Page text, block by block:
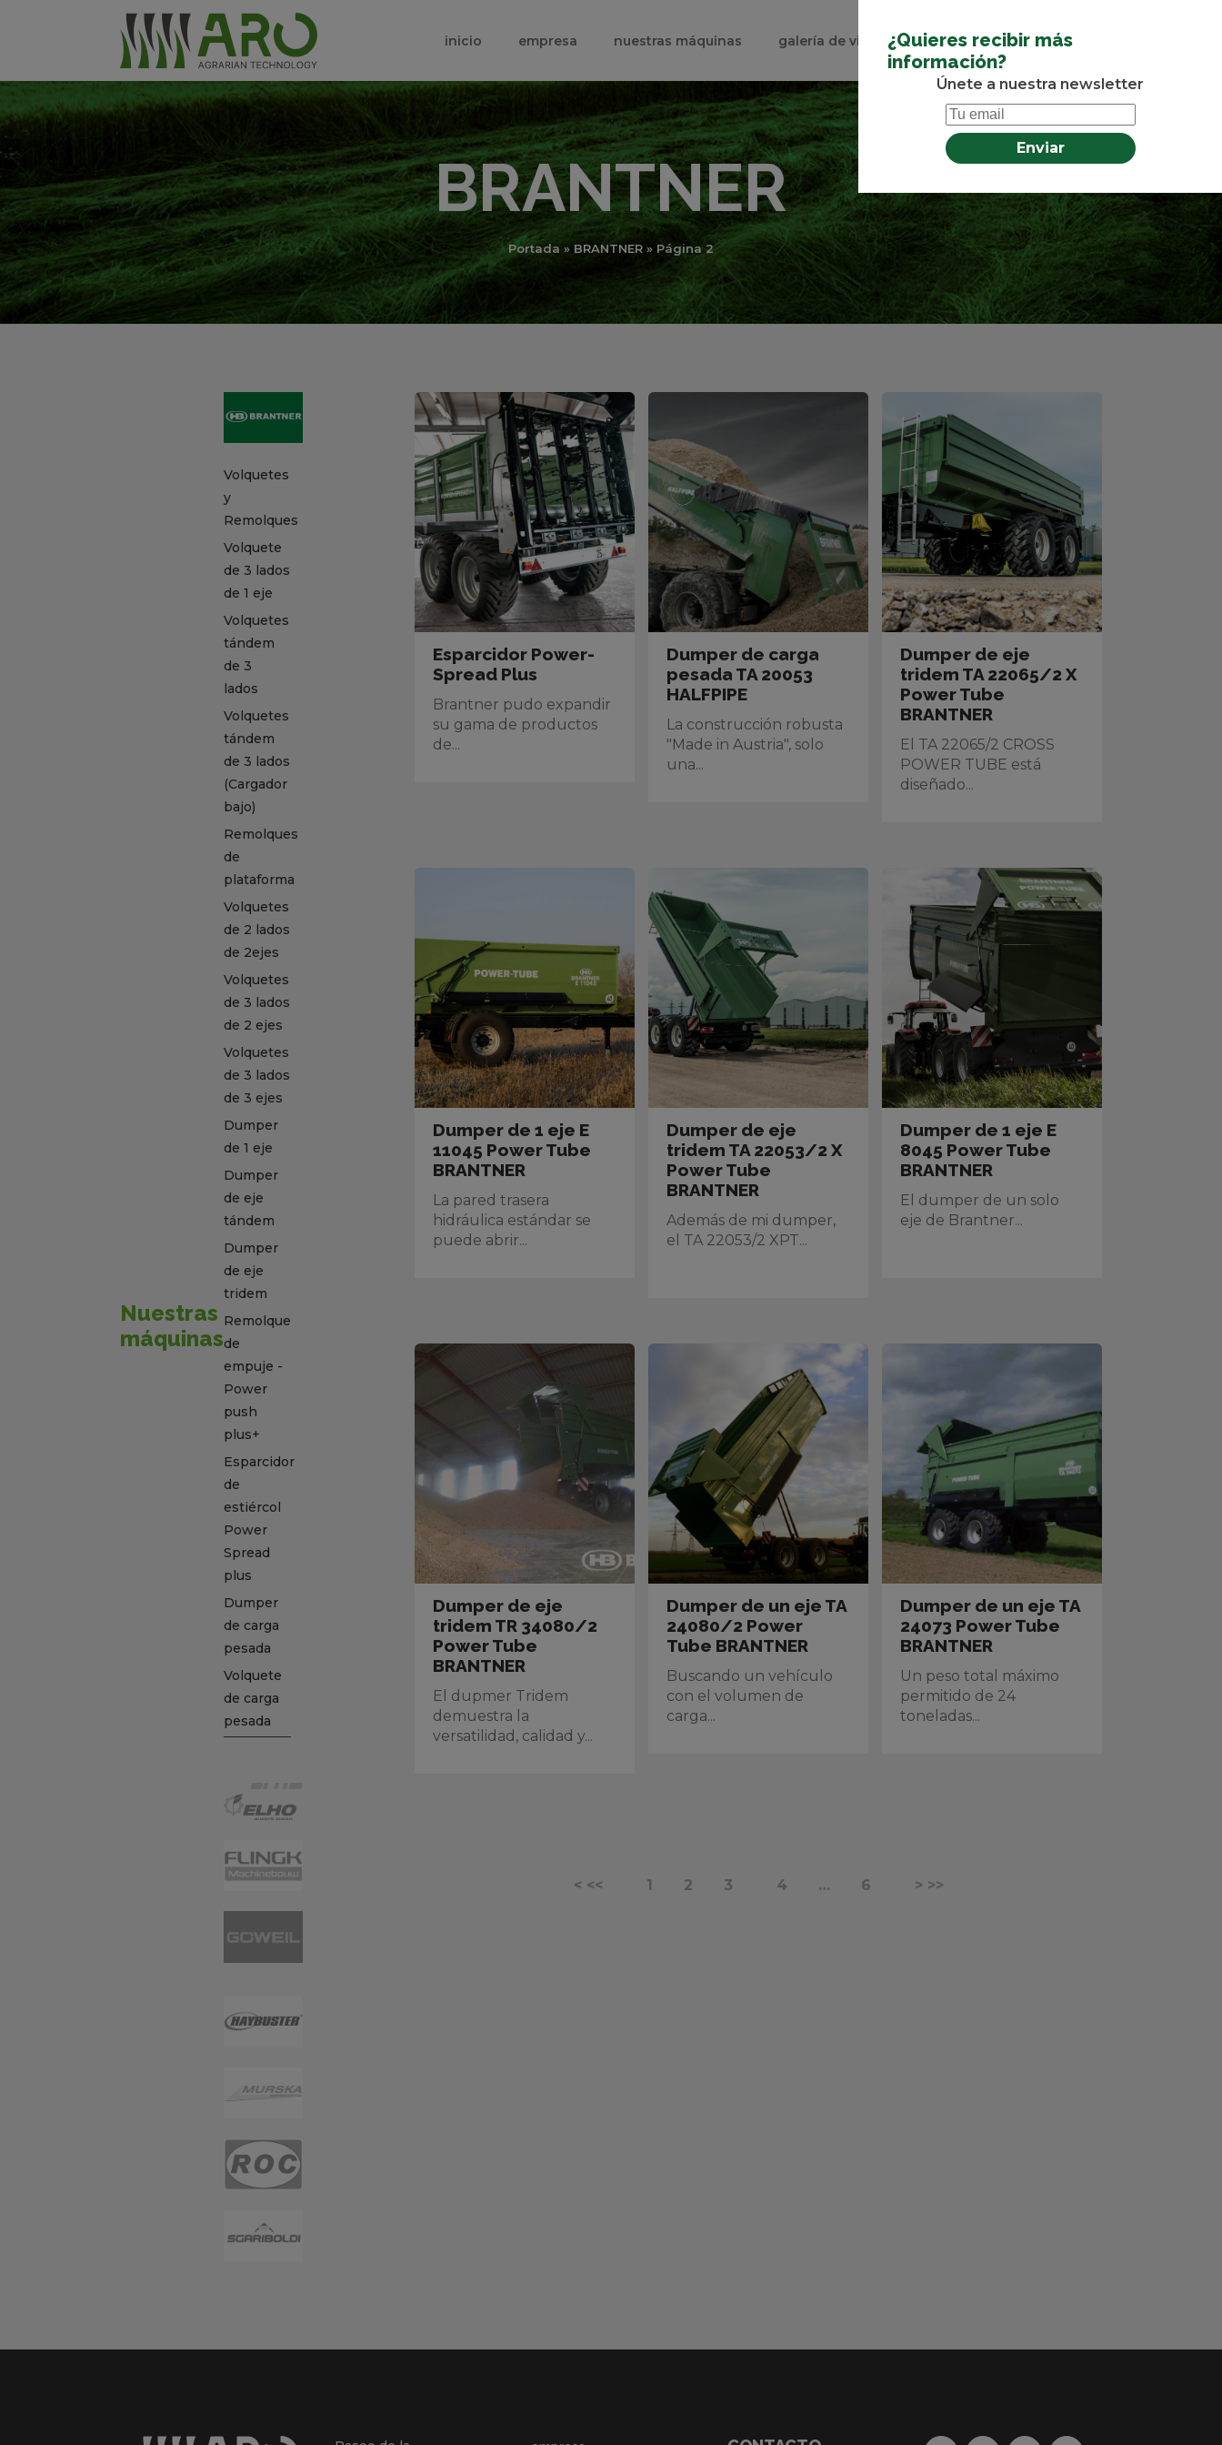
inicio empresa nuestras máquinas galería de videos noticias contacto
BRANTNER
Portada » BRANTNER » Página 2
Nuestras
máquinas
Volquetes
y
Remolques
Volquete
de 3 lados
de 1 eje
Volquetes
tándem
de 3
lados
Volquetes
tándem
de 3 lados
(Cargador
bajo)
Remolques
de
plataforma
Volquetes
de 2 lados
de 2ejes
Volquetes
de 3 lados
de 2 ejes
Volquetes
de 3 lados
de 3 ejes
Dumper
de 1 eje
Dumper
de eje
tándem
Dumper
de eje
tridem
Remolque
de
empuje -
Power
push
plus+
Esparcidor
de
estiércol
Power
Spread
plus
Dumper
de carga
pesada
Volquete
de carga
pesada
Esparcidor Power-
Spread Plus
Brantner pudo expandir
su gama de productos
de...
Dumper de carga
pesada TA 20053
HALFPIPE
La construcción robusta
"Made in Austria", solo
una...
Dumper de eje
tridem TA 22065/2 X
Power Tube
BRANTNER
El TA 22065/2 CROSS
POWER TUBE está
diseñado...
Dumper de 1 eje E
11045 Power Tube
BRANTNER
La pared trasera
hidráulica estándar se
puede abrir...
Dumper de eje
tridem TA 22053/2 X
Power Tube
BRANTNER
Además de mi dumper,
el TA 22053/2 XPT...
Dumper de 1 eje E
8045 Power Tube
BRANTNER
El dumper de un solo
eje de Brantner...
Dumper de eje
tridem TR 34080/2
Power Tube
BRANTNER
El dupmer Tridem
demuestra la
versatilidad, calidad y...
Dumper de un eje TA
24080/2 Power
Tube BRANTNER
Buscando un vehículo
con el volumen de
carga...
Dumper de un eje TA
24073 Power Tube
BRANTNER
Un peso total máximo
permitido de 24
toneladas...
< << 1 2 3 4 … 6 > >>
¿Quieres recibir más
información?
Únete a nuestra newsletter